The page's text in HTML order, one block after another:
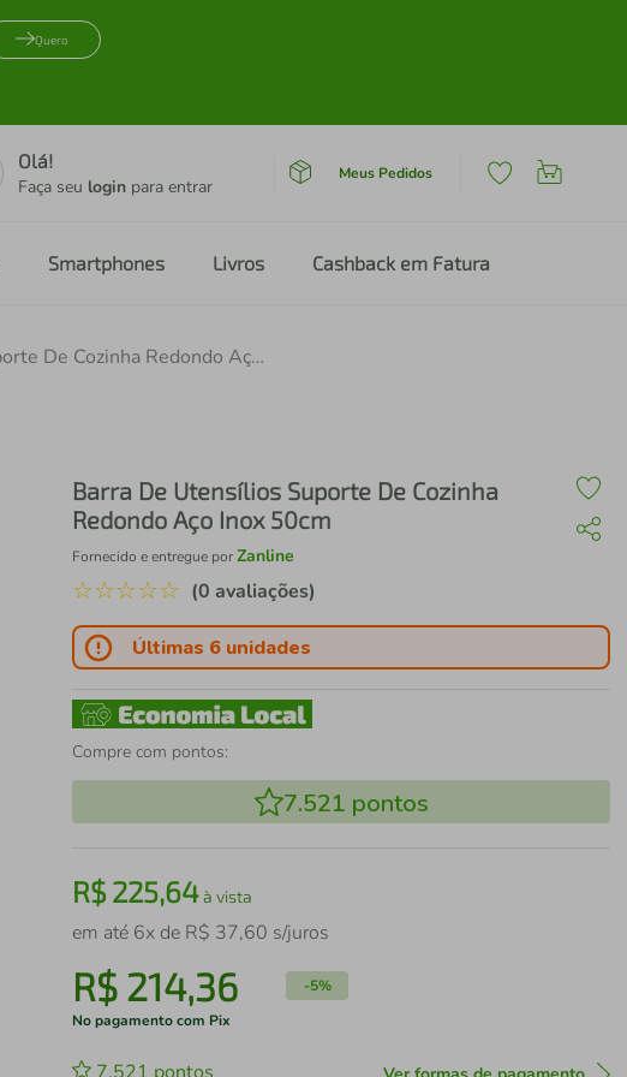
Quero
Olá!
Faça seu login para entrar
Meus Pedidos
Smartphones Livros Cashback em Fatura
Barra De Utensílios Suporte De Cozinha Redondo Aço Inox 50cm
Barra De Utensílios Suporte De Cozinha
Redondo Aço Inox 50cm
Fornecido e entregue porZanline
☆☆☆☆☆ (0 avaliações)
Últimas 6 unidades
Compre com pontos:
7.521 pontos
R$225,64à vista
em até 6x de R$ 37,60 s/juros
R$ 214,36 -5%
No pagamento com Pix